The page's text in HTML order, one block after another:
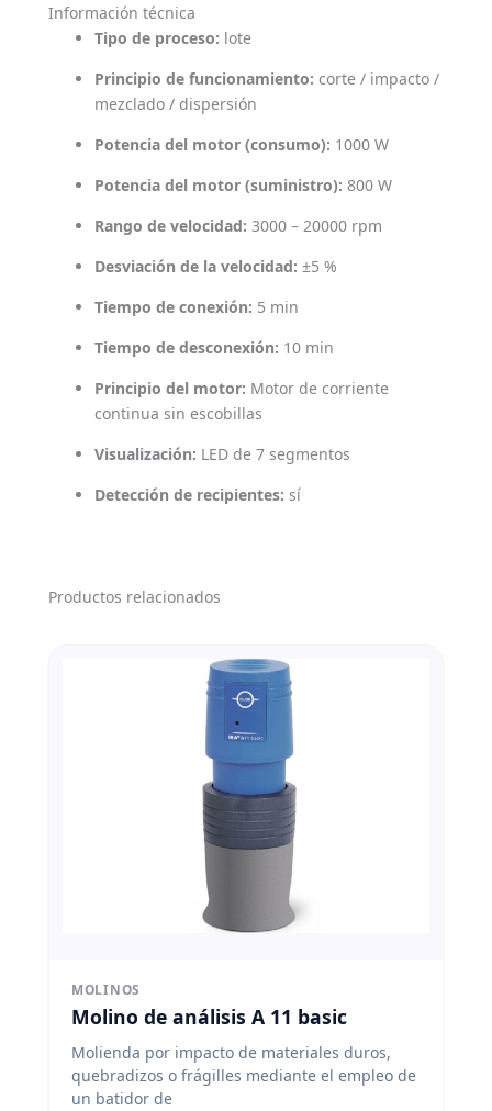
Información técnica
Tipo de proceso: lote
Principio de funcionamiento: corte / impacto /
mezclado / dispersión
Potencia del motor (consumo): 1000 W
Potencia del motor (suministro): 800 W
Rango de velocidad: 3000 – 20000 rpm
Desviación de la velocidad: ±5 %
Tiempo de conexión: 5 min
Tiempo de desconexión: 10 min
Principio del motor: Motor de corriente
continua sin escobillas
Visualización: LED de 7 segmentos
Detección de recipientes: sí
Productos relacionados
MOLINOS
Molino de análisis A 11 basic
Molienda por impacto de materiales duros,
quebradizos o frágilles mediante el empleo de
un batidor de